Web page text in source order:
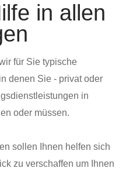
in allen
für Sie typische
denen Sie - privat oder
in
oder müssen.
sollen Ihnen helfen sich
zu verschaffen um Ihnen